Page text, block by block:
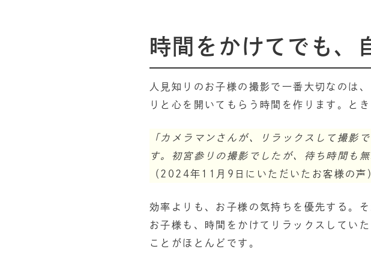
時間をかけてでも、
人見知りのお子様の撮影で一番大切なのは
りと心を開いてもらう時間を作ります。と
「カメラマンさんが、リラックスして撮影
す。初宮参りの撮影でしたが、待ち時間も
（2024年11月9日にいただいたお客様の声
効率よりも、お子様の気持ちを優先する。
お子様も、時間をかけてリラックスしてい
ことがほとんどです。